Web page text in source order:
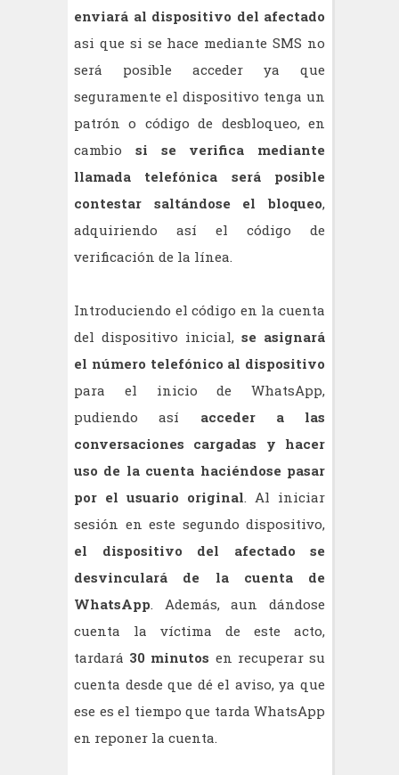
enviará al dispositivo del afectado
asi que si se hace mediante SMS no
será posible acceder ya que
seguramente el dispositivo tenga un
patrón o código de desbloqueo, en
cambio si se verifica mediante
llamada telefónica será posible
contestar saltándose el bloqueo,
adquiriendo así el código de
verificación de la línea.
Introduciendo el código en la cuenta
del dispositivo inicial, se asignará
el número telefónico al dispositivo
para el inicio de WhatsApp,
pudiendo así acceder a las
conversaciones cargadas y hacer
uso de la cuenta haciéndose pasar
por el usuario original. Al iniciar
sesión en este segundo dispositivo,
el dispositivo del afectado se
desvinculará de la cuenta de
WhatsApp. Además, aun dándose
cuenta la víctima de este acto,
tardará 30 minutos en recuperar su
cuenta desde que dé el aviso, ya que
ese es el tiempo que tarda WhatsApp
en reponer la cuenta.